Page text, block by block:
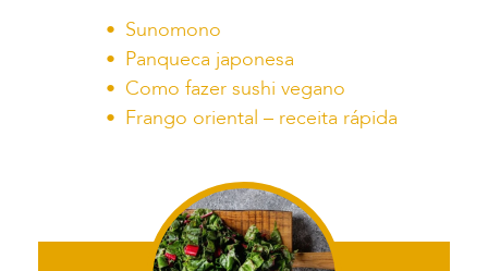
Sunomono
Panqueca japonesa
Como fazer sushi vegano
Frango oriental – receita rápida